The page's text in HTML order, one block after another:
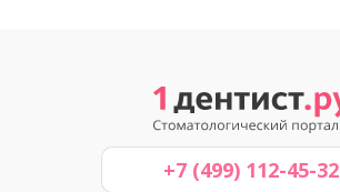
+7 (499) 112-45-32